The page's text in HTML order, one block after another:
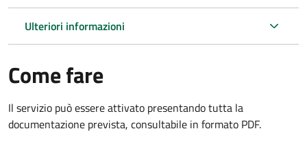
Ulteriori informazioni
Come fare
Il servizio può essere attivato presentando tutta la
documentazione prevista, consultabile in formato PDF.